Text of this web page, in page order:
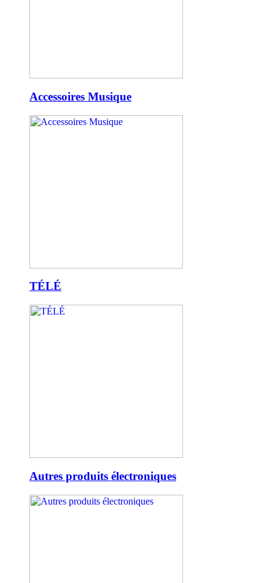
Accessoires Musique
TÉLÉ
Autres produits électroniques